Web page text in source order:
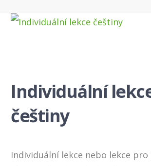
Individuální
češtiny
Individuální lekce nebo lekce pro